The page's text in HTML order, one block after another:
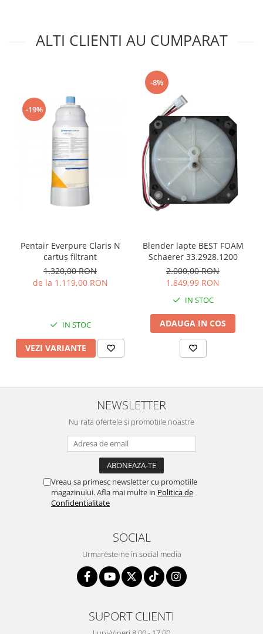
ALTI CLIENTI AU CUMPARAT
-19%
Pentair Everpure Claris N
cartuș filtrant
1.320,00 RON
de la 1.119,00 RON
IN STOC
VEZI VARIANTE
-8%
Blender lapte BEST FOAM
Schaerer 33.2928.1200
2.000,00 RON
1.849,99 RON
IN STOC
ADAUGA IN COS
NEWSLETTER
Nu rata ofertele si promotiile noastre
Vreau sa primesc newsletter cu promotiile
magazinului. Afla mai multe in Politica de
Confidentialitate
SOCIAL
Urmareste-ne in social media
SUPORT CLIENTI